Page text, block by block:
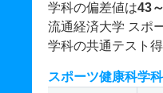
学科の偏差値は43
流通経済大学 スポ
学科の共通テスト
スポーツ健康科学